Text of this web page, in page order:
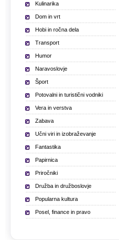
Kulinarika
Dom in vrt
Hobi in ročna dela
Transport
Humor
Naravoslovje
Šport
Potovalni in turistični vodniki
Vera in verstva
Zabava
Učni viri in izobraževanje
Fantastika
Papirnica
Priročniki
Družba in družboslovje
Popularna kultura
Posel, finance in pravo